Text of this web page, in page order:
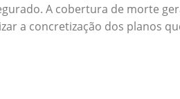
A cobertura de morte
a concretização dos planos